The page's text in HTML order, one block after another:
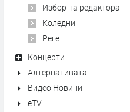
Избор на редактора
Коледни
Реге
Концерти
Алтернативата
Видео Новини
eTV